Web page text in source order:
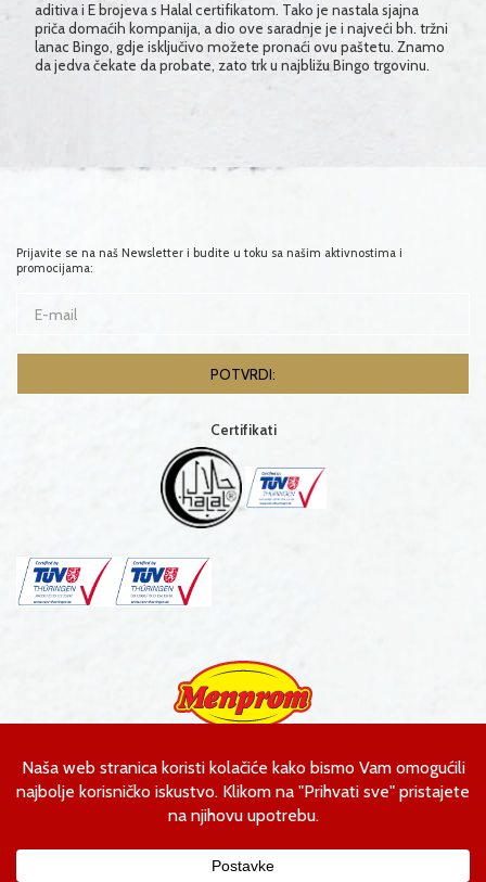
aditiva i E brojeva s Halal certifikatom. Tako je nastala sjajna
priča domaćih kompanija, a dio ove saradnje je i najveći bh. tržni
lanac Bingo, gdje isključivo možete pronaći ovu paštetu. Znamo
da jedva čekate da probate, zato trk u najbližu Bingo trgovinu.
Prijavite se na naš Newsletter i budite u toku sa našim aktivnostima i
promocijama:
Certifikati
Ahmeta Kobića bb
Gornja Tuzla, Bosna i Hercegovina
F. +387 35 393 775
kontakt@menprom.ba